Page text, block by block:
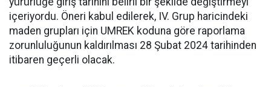
içeriyordu. Öneri kabul edilerek, IV. Grup haricindeki
maden grupları için UMREK koduna göre raporlama
zorunluluğunun kaldırılması 28 Şubat 2024 tarihinden
itibaren geçerli olacak.